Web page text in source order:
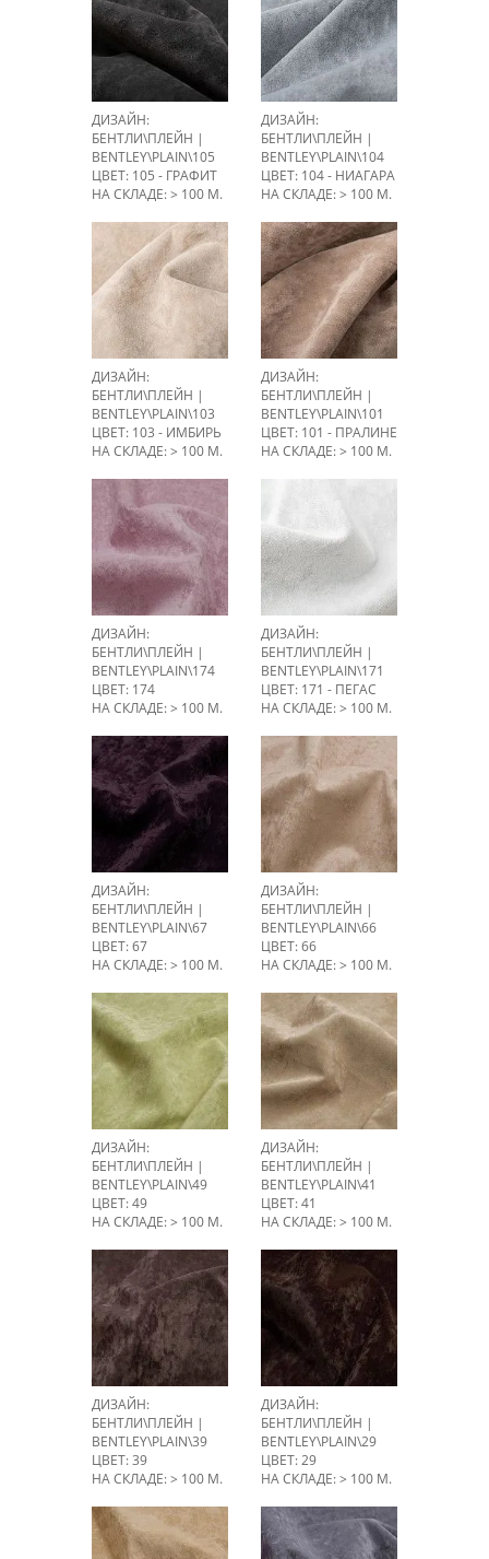
ДИЗАЙН:
БЕНТЛИ\ПЛЕЙН |
BENTLEY\PLAIN\105
ЦВЕТ: 105 - ГРАФИТ
НА СКЛАДЕ: > 100 М.
ДИЗАЙН:
БЕНТЛИ\ПЛЕЙН |
BENTLEY\PLAIN\104
ЦВЕТ: 104 - НИАГАРА
НА СКЛАДЕ: > 100 М.
ДИЗАЙН:
БЕНТЛИ\ПЛЕЙН |
BENTLEY\PLAIN\103
ЦВЕТ: 103 - ИМБИРЬ
НА СКЛАДЕ: > 100 М.
ДИЗАЙН:
БЕНТЛИ\ПЛЕЙН |
BENTLEY\PLAIN\101
ЦВЕТ: 101 - ПРАЛИНЕ
НА СКЛАДЕ: > 100 М.
ДИЗАЙН:
БЕНТЛИ\ПЛЕЙН |
BENTLEY\PLAIN\174
ЦВЕТ: 174
НА СКЛАДЕ: > 100 М.
ДИЗАЙН:
БЕНТЛИ\ПЛЕЙН |
BENTLEY\PLAIN\171
ЦВЕТ: 171 - ПЕГАС
НА СКЛАДЕ: > 100 М.
ДИЗАЙН:
БЕНТЛИ\ПЛЕЙН |
BENTLEY\PLAIN\67
ЦВЕТ: 67
НА СКЛАДЕ: > 100 М.
ДИЗАЙН:
БЕНТЛИ\ПЛЕЙН |
BENTLEY\PLAIN\66
ЦВЕТ: 66
НА СКЛАДЕ: > 100 М.
ДИЗАЙН:
БЕНТЛИ\ПЛЕЙН |
BENTLEY\PLAIN\49
ЦВЕТ: 49
НА СКЛАДЕ: > 100 М.
ДИЗАЙН:
БЕНТЛИ\ПЛЕЙН |
BENTLEY\PLAIN\41
ЦВЕТ: 41
НА СКЛАДЕ: > 100 М.
ДИЗАЙН:
БЕНТЛИ\ПЛЕЙН |
BENTLEY\PLAIN\39
ЦВЕТ: 39
НА СКЛАДЕ: > 100 М.
ДИЗАЙН:
БЕНТЛИ\ПЛЕЙН |
BENTLEY\PLAIN\29
ЦВЕТ: 29
НА СКЛАДЕ: > 100 М.